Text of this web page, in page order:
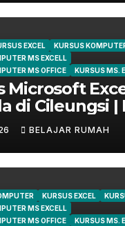
EXCEL
KURSUS
MS EXCELL
MS OFFICE
KURSUS MS.
Microsoft
di Cileungsi |
Sampai
BELAJAR RUMAH
KURSUS EXCEL
MS EXCELL
MS OFFICE
KURSUS MS.